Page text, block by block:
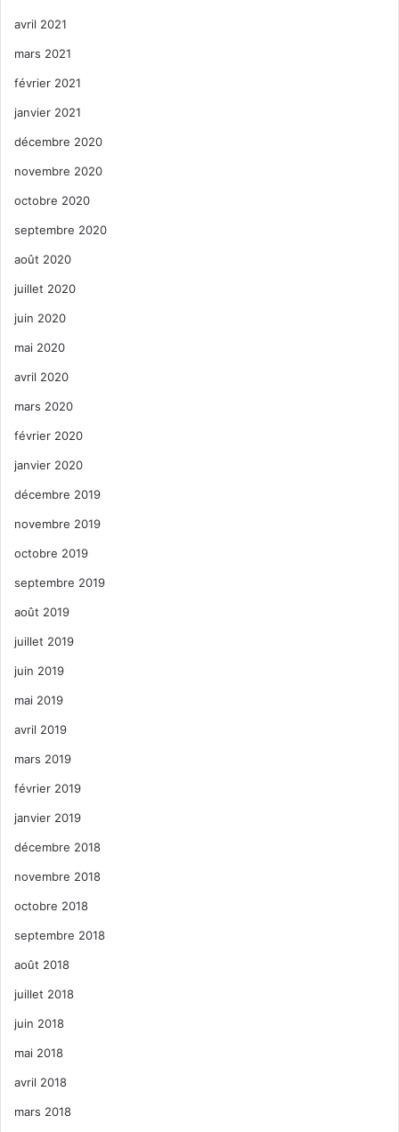
avril 2021
mars 2021
février 2021
janvier 2021
décembre 2020
novembre 2020
octobre 2020
septembre 2020
août 2020
juillet 2020
juin 2020
mai 2020
avril 2020
mars 2020
février 2020
janvier 2020
décembre 2019
novembre 2019
octobre 2019
septembre 2019
août 2019
juillet 2019
juin 2019
mai 2019
avril 2019
mars 2019
février 2019
janvier 2019
décembre 2018
novembre 2018
octobre 2018
septembre 2018
août 2018
juillet 2018
juin 2018
mai 2018
avril 2018
mars 2018